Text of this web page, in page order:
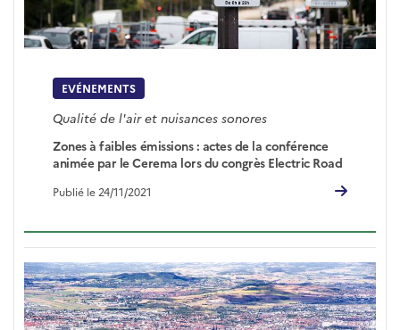
EVÉNEMENTS
Qualité de l'air et nuisances sonores
Zones à faibles émissions : actes de la conférence
animée par le Cerema lors du congrès Electric Road
Publié le 24/11/2021